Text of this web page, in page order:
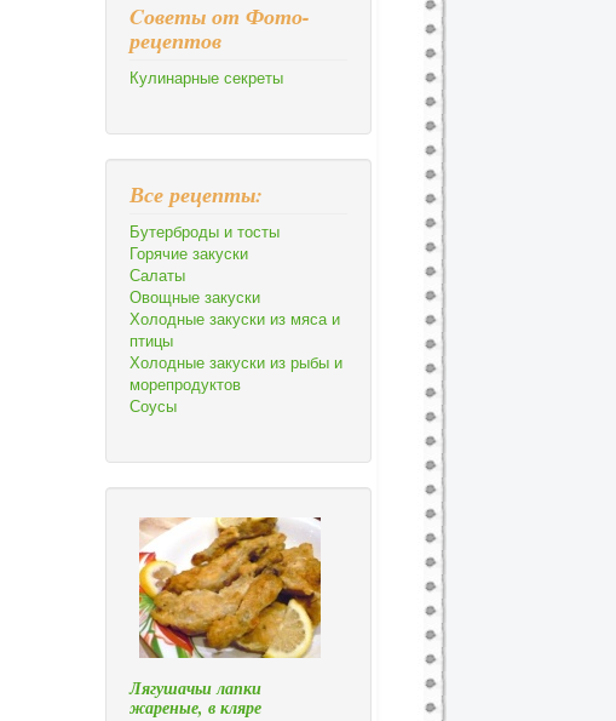
Cоветы от Фото-
рецептов
Кулинарные секреты
Все рецепты:
Бутерброды и тосты
Горячие закуски
Салаты
Овощные закуски
Холодные закуски из мяса и
птицы
Холодные закуски из рыбы и
морепродуктов
Соусы
Лягушачьи лапки
жареные, в кляре